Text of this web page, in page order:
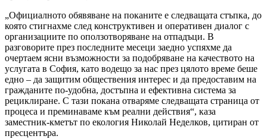
„Официалното обявяване на поканите е следващата стъпка, до
която стигнахме след конструктивен и оперативен диалог с
организациите по оползотворяване на отпадъци. В
разговорите през последните месеци заедно успяхме да
очертаем ясни възможности за подобряване на качеството на
услугата в София, като водещо за нас през цялото време беше
едно – да защитим обществения интерес и да предоставим на
гражданите по-удобна, достъпна и ефективна система за
рециклиране. С тази покана отваряме следващата страница от
процеса и преминаваме към реални действия“, каза
заместник-кметът по екология Николай Неделков, цитиран от
пресцентъра.